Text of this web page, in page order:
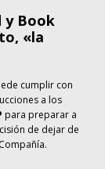
y Book
«la
cumplir con
a los
para preparar a
de dejar de